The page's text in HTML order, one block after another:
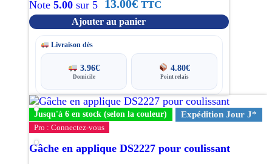
Note 5.00 sur 5 13.00€ TTC
Ajouter au panier
Livraison dès
3.96€
Domicile
4.80€
Point relais
Jusqu'à 6 en stock (selon la couleur) Expédition Jour J*
Pro : Connectez-vous
Gâche en applique DS2227 pour coulissant
Ce
produit
plusieurs
variations.